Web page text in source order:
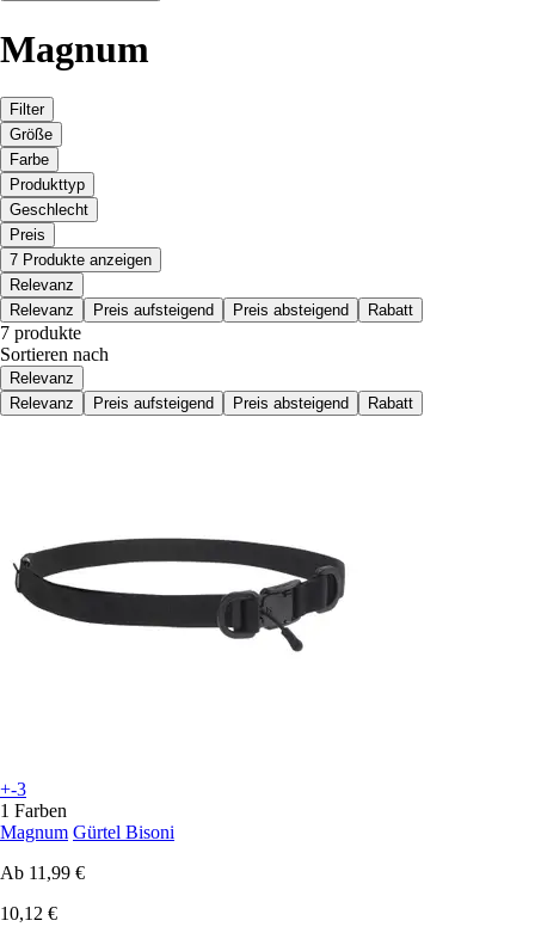
Magnum
Filter
Größe
Farbe
Produkttyp
Geschlecht
Preis
7 Produkte anzeigen
Relevanz
Relevanz
Preis aufsteigend Preis absteigend Rabatt
7 produkte
Sortieren nach
Relevanz
Relevanz
Preis aufsteigend Preis absteigend Rabatt
+-3
1 Farben
Magnum Gürtel Bisoni
Ab 11,99 €
10,12 €